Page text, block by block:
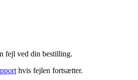
fejl ved din bestilling.
hvis fejlen fortsætter.